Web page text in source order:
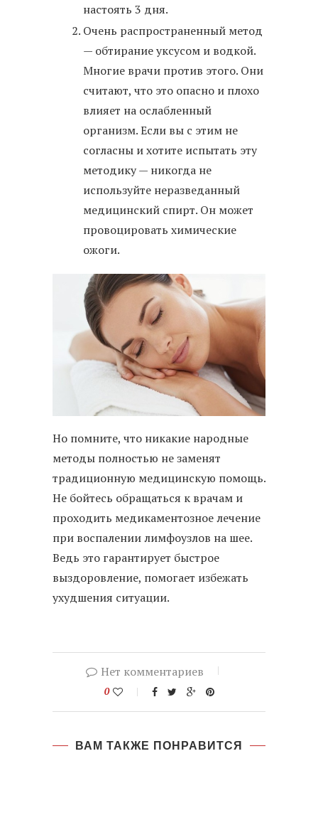
настоять 3 дня.
Очень распространенный метод
— обтирание уксусом и водкой.
Многие врачи против этого. Они
считают, что это опасно и плохо
влияет на ослабленный
организм. Если вы с этим не
согласны и хотите испытать эту
методику — никогда не
используйте неразведанный
медицинский спирт. Он может
провоцировать химические
ожоги.
Но помните, что никакие народные
методы полностью не заменят
традиционную медицинскую помощь.
Не бойтесь обращаться к врачам и
проходить медикаментозное лечение
при воспалении лимфоузлов на шее.
Ведь это гарантирует быстрое
выздоровление, помогает избежать
ухудшения ситуации.
Нет комментариев
0
ВАМ ТАКЖЕ ПОНРАВИТСЯ